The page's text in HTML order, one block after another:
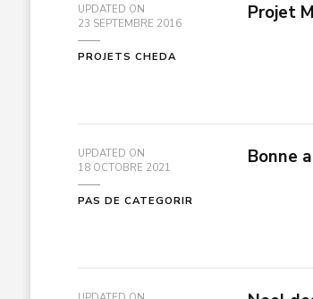
UPDATED ON
23 SEPTEMBRE 2016
PROJETS CHEDA
Projet
UPDATED ON
18 OCTOBRE 2021
PAS DE CATEGORIR
Bonne